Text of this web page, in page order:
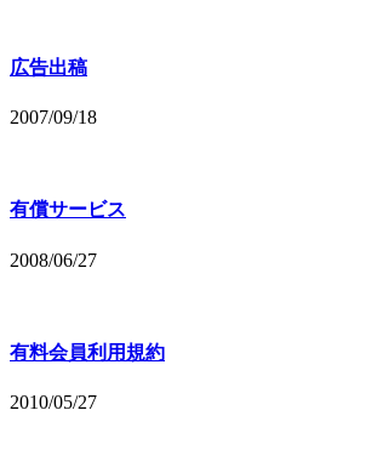
広告出稿
2007/09/18
有償サービス
2008/06/27
有料会員利用規約
2010/05/27